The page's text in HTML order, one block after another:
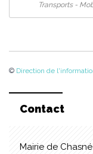
Transports -
© Direction de
Contact
Mairie de